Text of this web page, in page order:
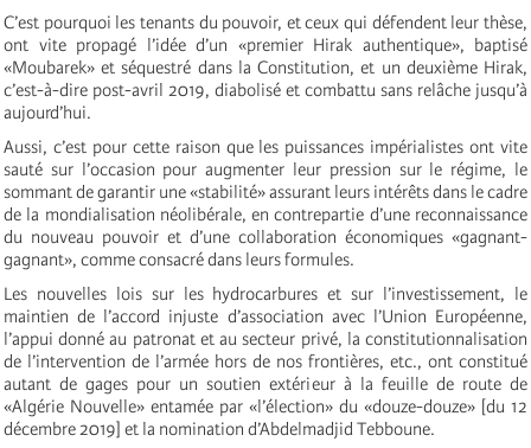
C’est pourquoi les tenants du pouvoir, et ceux qui défendent leur thèse,
ont vite propagé l’idée d’un «premier Hirak authentique», baptisé
«Moubarek» et séquestré dans la Constitution, et un deuxième Hirak,
c’est-à-dire post-avril 2019, diabolisé et combattu sans relâche jusqu’à
aujourd’hui.
Aussi, c’est pour cette raison que les puissances impérialistes ont vite
sauté sur l’occasion pour augmenter leur pression sur le régime, le
sommant de garantir une «stabilité» assurant leurs intérêts dans le cadre
de la mondialisation néolibérale, en contrepartie d’une reconnaissance
du nouveau pouvoir et d’une collaboration économiques «gagnant-
gagnant», comme consacré dans leurs formules.
Les nouvelles lois sur les hydrocarbures et sur l’investissement, le
maintien de l’accord injuste d’association avec l’Union Européenne,
l’appui donné au patronat et au secteur privé, la constitutionnalisation
de l’intervention de l’armée hors de nos frontières, etc., ont constitué
autant de gages pour un soutien extérieur à la feuille de route de
«Algérie Nouvelle» entamée par «l’élection» du «douze-douze» [du 12
décembre 2019] et la nomination d’Abdelmadjid Tebboune.